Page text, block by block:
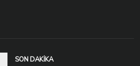
SON DAKIKA